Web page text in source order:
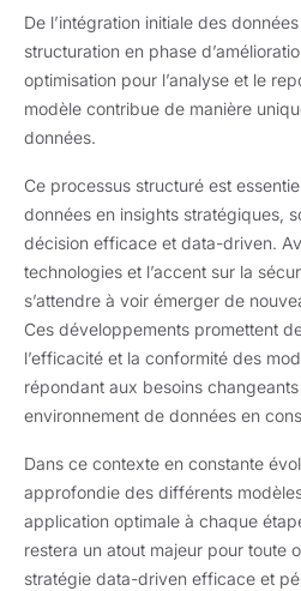
De l’intégration initiale des
structuration en phase
optimisation pour l’analyse et le
modèle contribue de manière
données.
Ce processus structuré est
données en insights stratégiques,
décision efficace et data-driven.
technologies et l’accent sur la
s’attendre à voir émerger de
Ces développements promettent
l’efficacité et la conformité des
répondant aux besoins
environnement de données en
Dans ce contexte en constante
approfondie des différents
application optimale à chaque
restera un atout majeur pour toute
stratégie data-driven efficace et